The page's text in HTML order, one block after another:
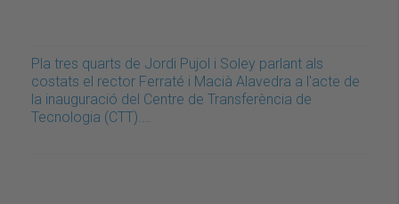
Pla tres quarts de Jordi Pujol i Soley parlant als
costats el rector Ferraté i Macià Alavedra a l'acte de
la inauguració del Centre de Transferència de
Tecnologia (CTT).…